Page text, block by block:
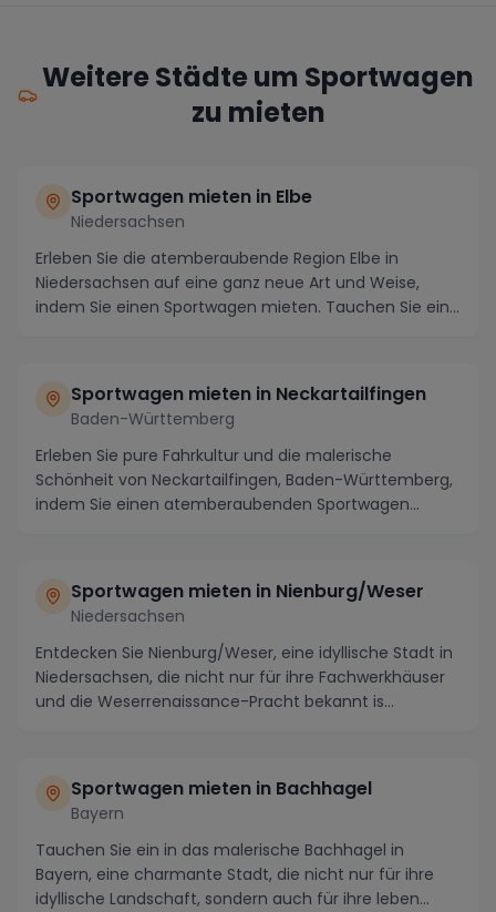
Weitere Städte um Sportwagen
zu mieten
Sportwagen mieten in Elbe
Niedersachsen
Erleben Sie die atemberaubende Region Elbe in
Niedersachsen auf eine ganz neue Art und Weise,
indem Sie einen Sportwagen mieten. Tauchen Sie ein
Sportwagen mieten in Neckartailfingen
Baden-Württemberg
Erleben Sie pure Fahrkultur und die malerische
Schönheit von Neckartailfingen, Baden-Württemberg,
indem Sie einen atemberaubenden Sportwagen
Sportwagen mieten in Nienburg/Weser
Niedersachsen
Entdecken Sie Nienburg/Weser, eine idyllische Stadt in
Niedersachsen, die nicht nur für ihre Fachwerkhäuser
und die Weserrenaissance-Pracht bekannt is...
Sportwagen mieten in Bachhagel
Bayern
Tauchen Sie ein in das malerische Bachhagel in
Bayern, eine charmante Stadt, die nicht nur für ihre
idyllische Landschaft, sondern auch für ihre leben...